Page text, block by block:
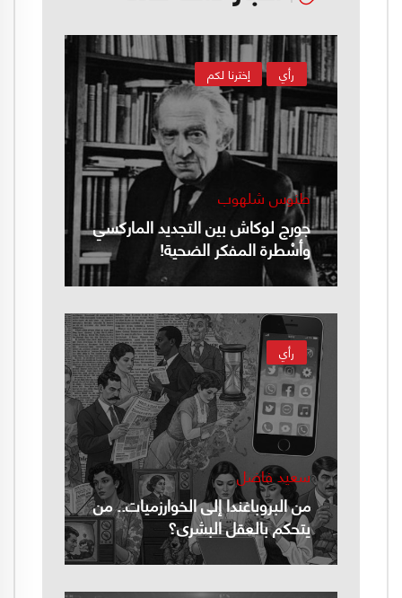
إخترنا لكم رأي
طنوس شلهوب
جورج لوكاش بين التجديد الماركسي
وأسْطرة المفكر الضحية!
رأي
سعيد فاضل
من البروباغندا إلى الخوارزميات.. من
يتحكم بالعقل البشري؟